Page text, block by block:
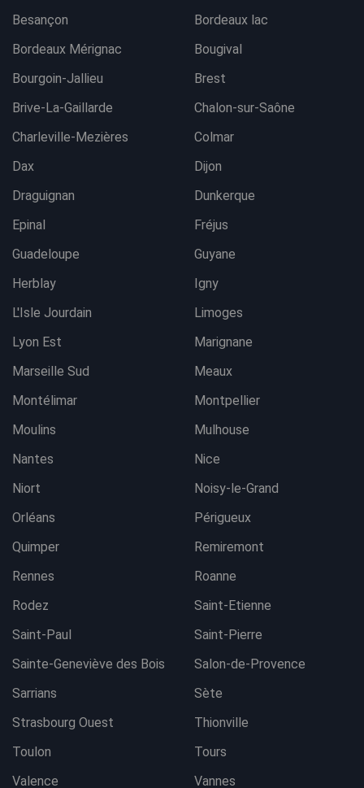
Besançon
Bordeaux lac
Bordeaux Mérignac
Bougival
Bourgoin-Jallieu
Brest
Brive-La-Gaillarde
Chalon-sur-Saône
Charleville-Mezières
Colmar
Dax
Dijon
Draguignan
Dunkerque
Epinal
Fréjus
Guadeloupe
Guyane
Herblay
Igny
L'Isle Jourdain
Limoges
Lyon Est
Marignane
Marseille Sud
Meaux
Montélimar
Montpellier
Moulins
Mulhouse
Nantes
Nice
Niort
Noisy-le-Grand
Orléans
Périgueux
Quimper
Remiremont
Rennes
Roanne
Rodez
Saint-Etienne
Saint-Paul
Saint-Pierre
Sainte-Geneviève des Bois
Salon-de-Provence
Sarrians
Sète
Strasbourg Ouest
Thionville
Toulon
Tours
Valence
Vannes